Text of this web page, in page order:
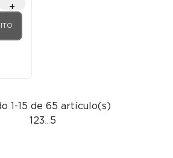
+
1-15 de 65 artículo(s)
123 5